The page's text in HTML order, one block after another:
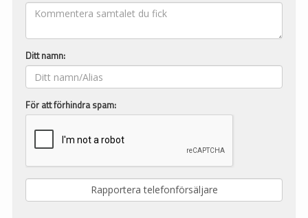
Ditt namn:
För att förhindra spam: